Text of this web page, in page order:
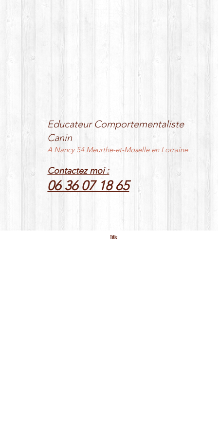
Educateur Comportementaliste
Canin
A Nancy 54 Meurthe-et-Moselle en Lorraine
Contactez moi :
06 36 07 18 65
Title